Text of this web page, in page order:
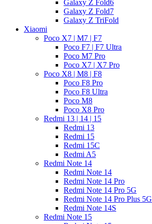
Galaxy Z Fold6
Galaxy Z Fold7
Galaxy Z TriFold
Xiaomi
Poco X7 | M7 | F7
Poco F7 | F7 Ultra
Poco M7 Pro
Poco X7 | X7 Pro
Poco X8 | M8 | F8
Poco F8 Pro
Poco F8 Ultra
Poco M8
Poco X8 Pro
Redmi 13 | 14 | 15
Redmi 13
Redmi 15
Redmi 15C
Redmi A5
Redmi Note 14
Redmi Note 14
Redmi Note 14 Pro
Redmi Note 14 Pro 5G
Redmi Note 14 Pro Plus 5G
Redmi Note 14S
Redmi Note 15